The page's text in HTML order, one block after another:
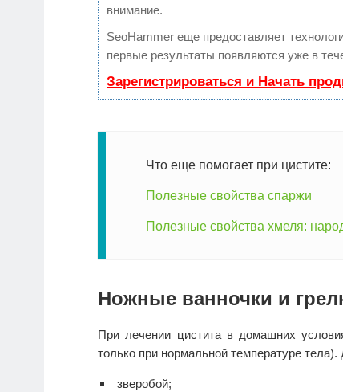
внимание.
SeoHammer еще предоставляет
первые результаты появляются уже в
Зарегистрироваться и Начать
Что еще помогает при цистите:
Полезные свойства спаржи
Полезные свойства хмеля:
Ножные ванночки и
При лечении цистита в домашних
только при нормальной температуре тела).
зверобой;